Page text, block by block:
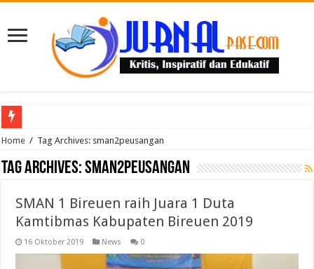
Puluhan Guru Berkumpul di TPN XIII Aceh Utara, Kacabdin Tekankan Cetak
Home / Tag Archives: sman2peusangan
Tag Archives:sman2peusangan
SMAN 1 Bireuen raih Juara 1 Duta
Kamtibmas Kabupaten Bireuen 2019
16 Oktober 2019 News 0